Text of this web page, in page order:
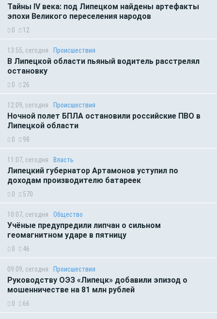
Тайны IV века: под Липецком найдены артефакты
эпохи Великого переселения народов
0 12
13:55, сегодня Происшествия
В Липецкой области пьяный водитель расстрелял
остановку
0 26
12:09, сегодня Происшествия
Ночной полет БПЛА остановили российские ПВО в
Липецкой области
0 98
11:07, сегодня Власть
Липецкий губернатор Артамонов уступил по
доходам производителю батареек
0 570
10:07, сегодня Общество
Учёные предупредили липчан о сильном
геомагнитном ударе в пятницу
0 46
09:09, сегодня Происшествия
Руководству ОЭЗ «Липецк» добавили эпизод о
мошенничестве на 81 млн рублей
0 66